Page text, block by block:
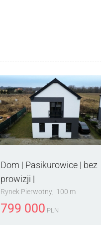
Dom | Pasikurowice | bez
prowizji |
Rynek Pierwotny 100 m
799 000 PLN